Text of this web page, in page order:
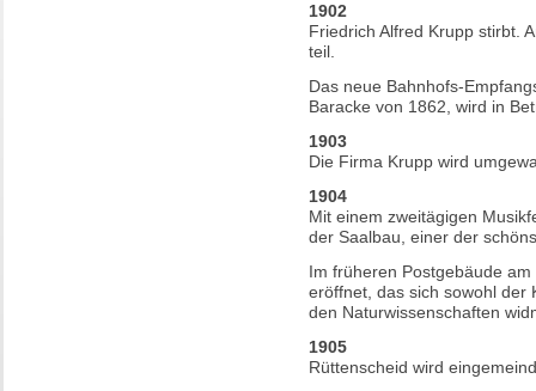
1902
Friedrich Alfred Krupp stirbt.
teil.
Das neue Bahnhofs-
Baracke von 1862, wird in
1903
Die Firma Krupp wird
1904
Mit einem zweitägigen
der Saalbau, einer der
Im früheren Postgebäude
eröffnet, das sich sowohl der
den Naturwissenschaften
1905
Rüttenscheid wird